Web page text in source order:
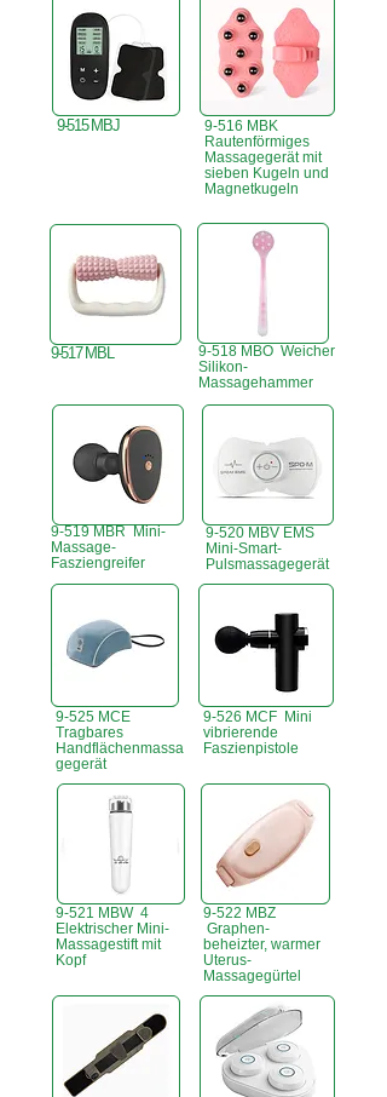
9-515 MBJ
9-516 MBK
Rautenförmiges
Massagegerät mit
sieben Kugeln und
Magnetkugeln
9-517 MBL
9-518 MBO Weicher
Silikon-
Massagehammer
9-519 MBR Mini-
Massage-
Fasziengreifer
9-520 MBV EMS
Mini-Smart-
Pulsmassagegerät
9-525 MCE
Tragbares
Handflächenmassa
gegerät
9-526 MCF Mini
vibrierende
Faszienpistole
9-521 MBW 4
Elektrischer Mini-
Massagestift mit
Kopf
9-522 MBZ
Graphen-
beheizter, warmer
Uterus-
Massagegürtel